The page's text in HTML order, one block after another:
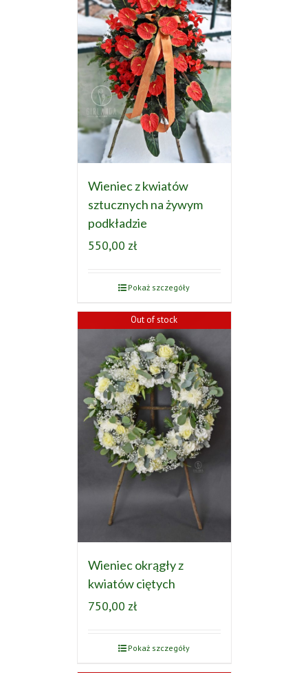
Wieniec z kwiatów
sztucznych na żywym
podkładzie
550,00 zł
Pokaż szczegóły
Out of stock
Wieniec okrągły z
kwiatów ciętych
750,00 zł
Pokaż szczegóły